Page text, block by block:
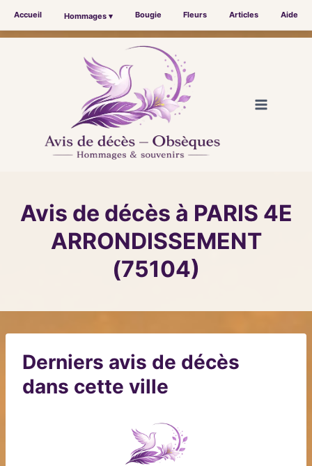
Accueil Hommages ▾ Bougie Fleurs Articles Aide
Avis de décès à PARIS 4E
ARRONDISSEMENT
(75104)
Derniers avis de décès
dans cette ville